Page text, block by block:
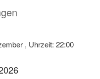
, Uhrzeit: 22:00